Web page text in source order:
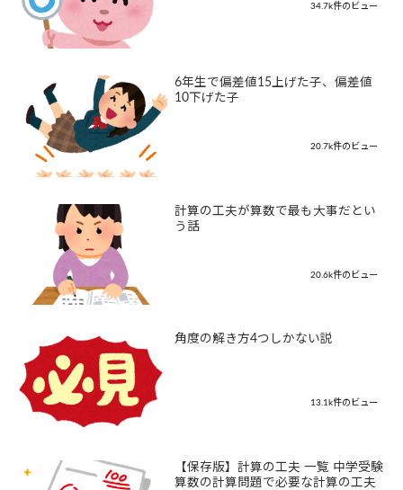
34.7k件のビュー
6年生で偏差値15上げた子、偏差値
10下げた子
20.7k件のビュー
計算の工夫が算数で最も大事だとい
う話
20.6k件のビュー
角度の解き方4つしかない説
13.1k件のビュー
【保存版】計算の工夫 一覧 中学受験
算数の計算問題で必要な計算の工夫